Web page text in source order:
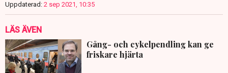
Uppdaterad: 2 sep 2021, 10:35
LÄS ÄVEN
Gång- och cykelpendling kan ge
friskare hjärta